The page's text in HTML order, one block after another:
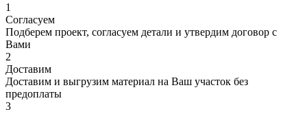
1
Согласуем
Подберем проект, согласуем детали и утвердим договор с
Вами
2
Доставим
Доставим и выгрузим материал на Ваш участок без
предоплаты
3